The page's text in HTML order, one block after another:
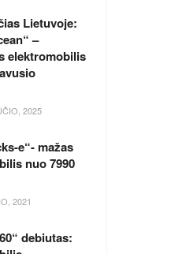
Lietuvoje:
–
elektromobilis
2025
e“- mažas
nuo 7990
2021
debiutas: